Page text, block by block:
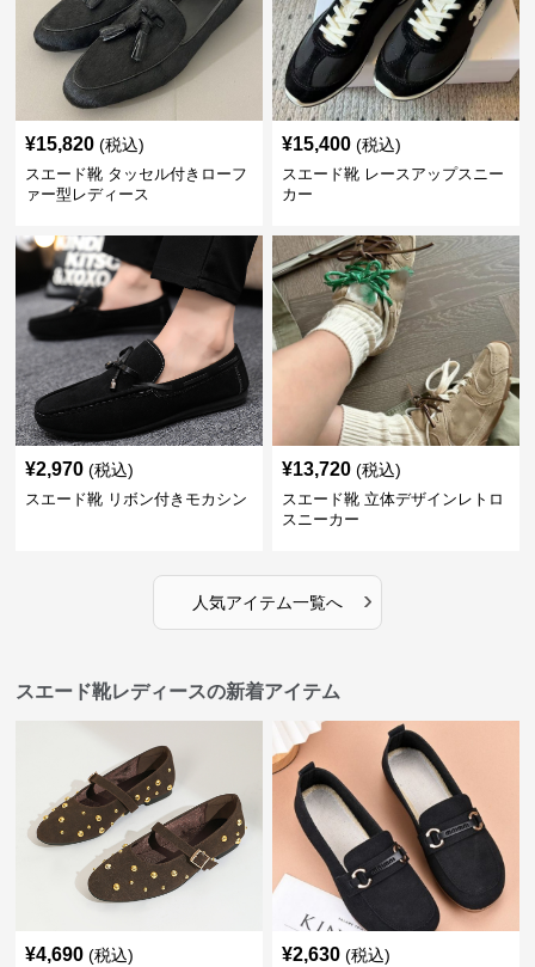
¥15,820 (税込)
スエード靴 タッセル付きローフ
ァー型レディース
¥15,400 (税込)
スエード靴 レースアップスニー
カー
¥2,970 (税込)
スエード靴 リボン付きモカシン
¥13,720 (税込)
スエード靴 立体デザインレトロ
スニーカー
人気アイテム一覧へ ›
スエード靴レディースの新着アイテム
¥4,690 (税込) ¥2,630 (税込)